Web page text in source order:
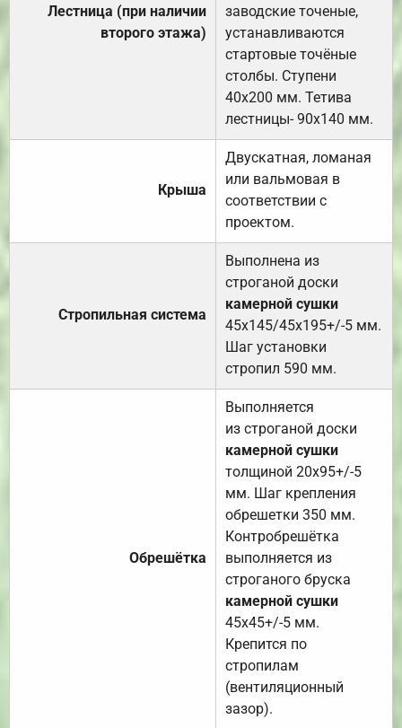
Лестница (при наличии
второго этажа)
заводские точеные,
устанавливаются
стартовые точёные
столбы. Ступени
40х200 мм. Тетива
лестницы- 90х140 мм.
Крыша
Двускатная, ломаная
или вальмовая в
соответствии с
проектом.
Стропильная система
Выполнена из
строганой доски
камерной сушки
45х145/45х195+/-5 мм.
Шаг установки
стропил 590 мм.
Обрешётка
Выполняется
из строганой доски
камерной сушки
толщиной 20х95+/-5
мм. Шаг крепления
обрешетки 350 мм.
Контробрешётка
выполняется из
строганого бруска
камерной сушки
45х45+/-5 мм.
Крепится по
стропилам
(вентиляционный
зазор).